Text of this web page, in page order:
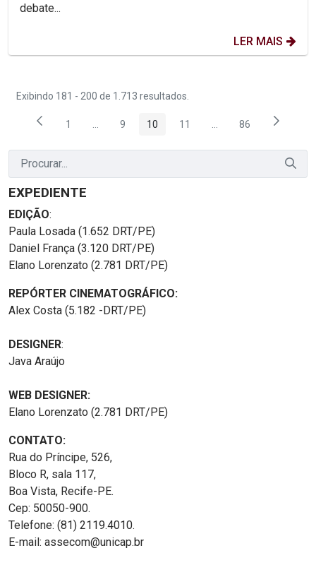
debate...
LER MAIS
Exibindo 181 - 200 de 1.713 resultados.
Página
1 Páginas intermediárias Usar ABA para navegar.
Página
9 Página
10 Página
11 PáginasPágina
86
EXPEDIENTE
EDIÇÃO:
Paula Losada (1.652 DRT/PE)
Daniel França (3.120 DRT/PE)
Elano Lorenzato (2.781 DRT/PE)
REPÓRTER CINEMATOGRÁFICO:
Alex Costa (5.182 -DRT/PE)
DESIGNER:
Java Araújo
WEB DESIGNER:
Elano Lorenzato (2.781 DRT/PE)
CONTATO:
Rua do Príncipe, 526,
Bloco R, sala 117,
Boa Vista, Recife-PE.
Cep: 50050-900.
Telefone: (81) 2119.4010.
E-mail: assecom@unicap.br